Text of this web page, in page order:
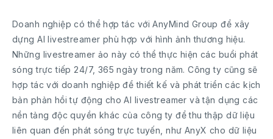
Doanh nghiệp có thể hợp tác với AnyMind Group để xây
dựng AI livestreamer phù hợp với hình ảnh thương hiệu.
Những livestreamer ảo này có thể thực hiện các buổi phát
sóng trực tiếp 24/7, 365 ngày trong năm. Công ty cũng sẽ
hợp tác với doanh nghiệp để thiết kế và phát triển các kịch
bản phản hồi tự động cho AI livestreamer và tận dụng các
nền tảng độc quyền khác của công ty để thu thập dữ liệu
liên quan đến phát sóng trực tuyến, như AnyX cho dữ liệu